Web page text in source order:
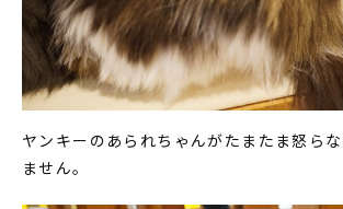
ヤンキーのあられちゃんがたまたま怒ら
ません。